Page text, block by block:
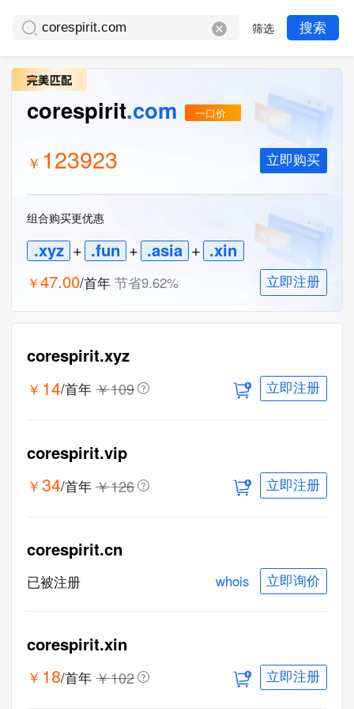
筛选 搜索
corespirit.com 一口价
￥ 123923 立即购买
组合购买更优惠
.xyz + .fun + .asia + .xin
￥47.00/首年 节省9.62% 立即注册
corespirit.xyz
￥ 14/首年 ￥109 立即注册
corespirit.vip
￥ 34/首年 ￥126 立即注册
corespirit.cn
已被注册 whois 立即询价
corespirit.xin
￥ 18/首年 ￥102 立即注册